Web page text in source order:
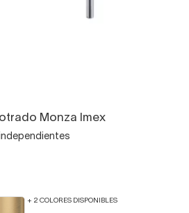
Monza Imex
+ 2 COLORES DISPONIBLES